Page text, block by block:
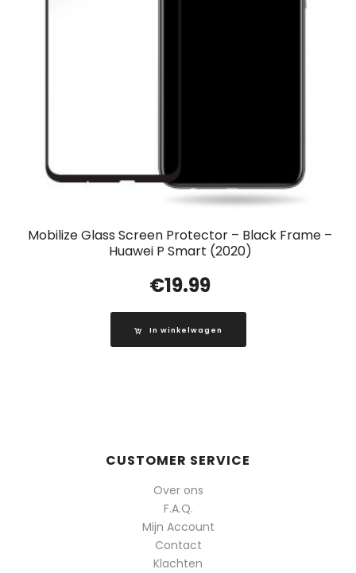
Mobilize Glass Screen Protector – Black Frame –
Huawei P Smart (2020)
€19.99
In winkelwagen
CUSTOMER SERVICE
Over ons
F.A.Q.
Mijn Account
Contact
Klachten